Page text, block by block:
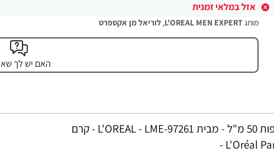
אזל במלאי זמנית
מותגL'OREAL MEN EXPERT
, לוריאל מן אקספרט
האם יש לך
לוריאל מן אקספרט הידרה אנרגטיק ג'ל לחות נגד סימני עייפות 50 מ"ל - מבית L'OREAL - LME-97261 - קרם